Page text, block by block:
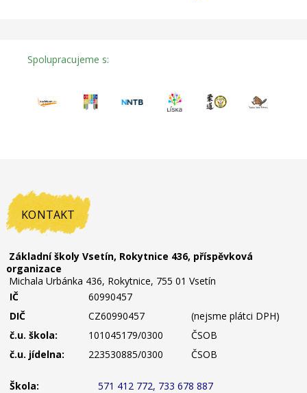
Spolupracujeme s:
KONTAKT
Základní školy Vsetín, Rokytnice 436, příspěvková
organizace
Michala Urbánka 436, Rokytnice, 755 01 Vsetín
IČ
60990457
DIČ
CZ60990457
(nejsme plátci DPH)
č.u. škola:
101045179/0300
ČSOB
č.u. jídelna:
223530885/0300 ČSOB
Škola:
571 412 772, 733 678 887